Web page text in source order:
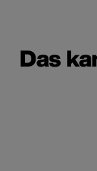
Das